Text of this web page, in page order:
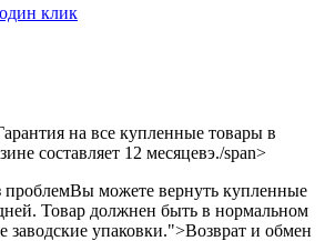
клик
на все купленные товары в
составляет 12 месяцевэ./span>
проблемВы можете вернуть купленные
Товар должнен быть в нормальном
заводские упаковки.">Возврат и обмен